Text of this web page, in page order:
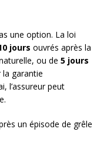
une option. La loi
jours ouvrés après la
ou de 5 jours
garantie
l’assureur peut
un épisode de grêle